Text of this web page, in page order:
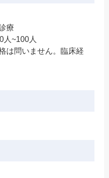
療
人~100人
は問いません。臨床経